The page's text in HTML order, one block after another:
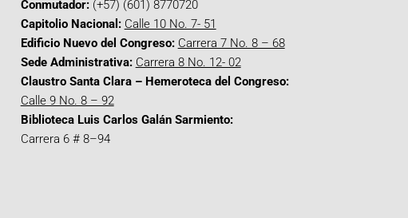
Conmutador:(+57) (601) 8770720
Capitolio Nacional: Calle 10 No. 7- 51
Edificio Nuevo del Congreso: Carrera 7 No. 8 – 68
Sede Administrativa: Carrera 8 No. 12- 02
Claustro Santa Clara – Hemeroteca del Congreso:
Calle 9 No. 8 – 92
Biblioteca Luis Carlos Galán Sarmiento:
Carrera 6 # 8–94